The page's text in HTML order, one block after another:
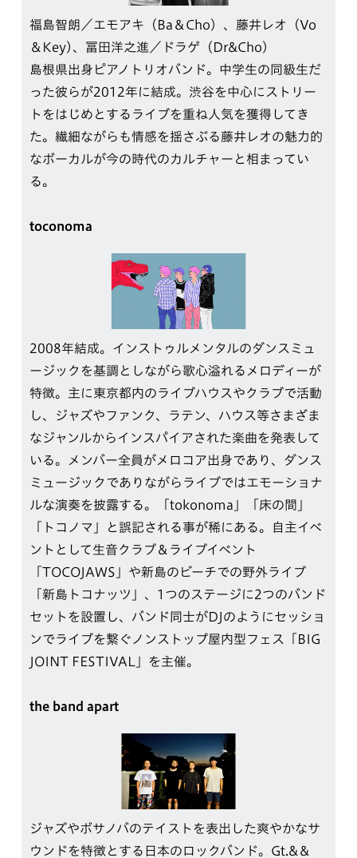
福島智朗／エモアキ（Ba＆Cho）、藤井レオ（Vo
＆Key)、冨田洋之進／ドラゲ（Dr&Cho）
島根県出身ピアノトリオバンド。中学生の同級生だ
った彼らが2012年に結成。渋谷を中心にストリー
トをはじめとするライブを重ね人気を獲得してき
た。繊細ながらも情感を揺さぶる藤井レオの魅力的
なボーカルが今の時代のカルチャーと相まってい
る。
toconoma
2008年結成。インストゥルメンタルのダンスミュ
ージックを基調としながら歌心溢れるメロディーが
特徴。主に東京都内のライブハウスやクラブで活動
し、ジャズやファンク、ラテン、ハウス等さまざま
なジャンルからインスパイアされた楽曲を発表して
いる。メンバー全員がメロコア出身であり、ダンス
ミュージックでありながらライブではエモーショナ
ルな演奏を披露する。「tokonoma」「床の間」
「トコノマ」と誤記される事が稀にある。自主イベ
ントとして生音クラブ＆ライブイベント
「TOCOJAWS」や新島のビーチでの野外ライブ
「新島トコナッツ」、1つのステージに2つのバンド
セットを設置し、バンド同士がDJのようにセッショ
ンでライブを繋ぐノンストップ屋内型フェス「BIG
JOINT FESTIVAL」を主催。
the band apart
ジャズやボサノバのテイストを表出した爽やかなサ
ウンドを特徴とする日本のロックバンド。Gt.&＆